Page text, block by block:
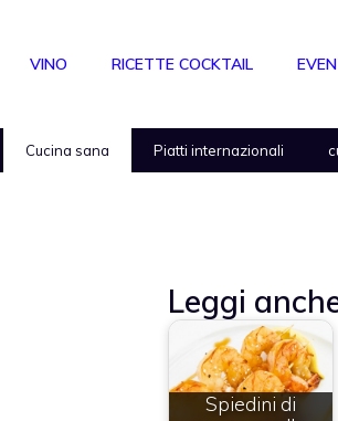
VINO RICETTE COCKTAIL
Cucina sana Piatti internazionali
Leggi
Spiedini di